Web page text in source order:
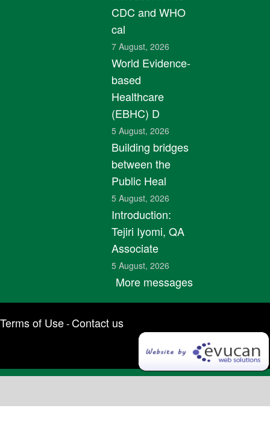
CDC and WHO
cal
7 August, 2026
World Evidence-
based
Healthcare
(EBHC) D
5 August, 2026
Building bridges
between the
Public Heal
5 August, 2026
Introduction:
Tejiri Iyomi, QA
Associate
5 August, 2026
More messages
Terms of Use-Contact us